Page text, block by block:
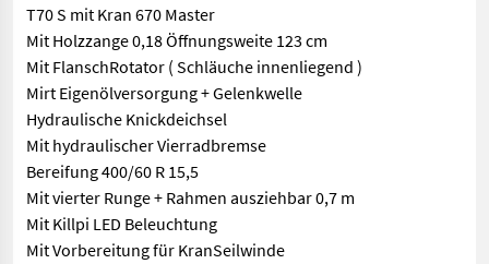
T70 S mit Kran 670 Master
Mit Holzzange 0,18 Öffnungsweite 123 cm
Mit FlanschRotator ( Schläuche innenliegend )
Mirt Eigenölversorgung + Gelenkwelle
Hydraulische Knickdeichsel
Mit hydraulischer Vierradbremse
Bereifung 400/60 R 15,5
Mit vierter Runge + Rahmen ausziehbar 0,7 m
Mit Killpi LED Beleuchtung
Mit Vorbereitung für KranSeilwinde